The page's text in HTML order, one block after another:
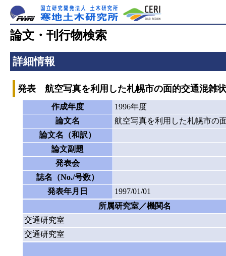
論文・刊行物検索
詳細情報
発表 航空写真を利用した札幌市の面的交通混雑
作成年度
1996年度
論文名
航空写真を利用した札幌市の
論文名（和訳）
論文副題
発表会
誌名（No./号数）
発表年月日
1997/01/01
所属研究室／機関名
交通研究室
交通研究室